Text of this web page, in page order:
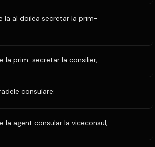
la al doilea secretar la prim-
la prim-secretar la consilier;
consulare:
la agent consular la viceconsul;